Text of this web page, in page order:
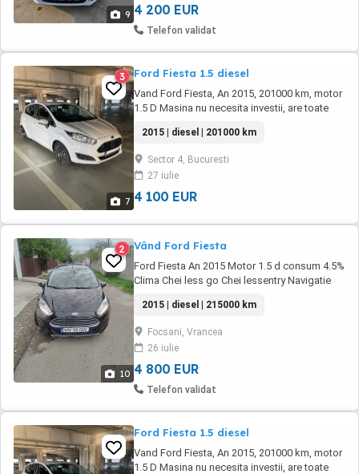
9 4 200 EUR
Telefon validat
7
3 Ford Fiesta 1.5 diesel
Vand Ford Fiesta, An 2015, 201000 km, motor
1.5 D Masina nu necesita investii, are toate
Geamuri electrice fata Oglinzi electrice
incalzite Aer conditionat Sistem audio cu
bluetooth, USB, AUX Comenzi vocale
Comenzi volan Volan reglabil pe inaltime ...
2015 | diesel | 201000 km
Sector 4, Bucuresti
27 iulie
4 100 EUR
10
2 Vând Ford Fiesta
Ford Fiesta An 2015 Motor 1.5 d consum 4.5%
Clima Chei less go Chei lessentry Navigatie
Pachet crom interior - exterior Lumina de zi
led 2 rânduri de jante (vara aliaj-iarna tabla)
Proprietar Tel Preț neg
2015 | diesel | 215000 km
Focsani, Vrancea
26 iulie
4 800 EUR
Telefon validat
Ford Fiesta 1.5 diesel
Vand Ford Fiesta, An 2015, 201000 km, motor
1.5 D Masina nu necesita investii, are toate